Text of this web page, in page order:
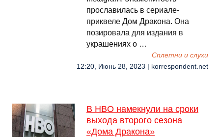
прославилась в сериале-
приквеле Дом Дракона. Она
позировала для издания в
украшениях о …
Сплетни и слухи
12:20, Июнь 28, 2023 | korrespondent.net
В HBO намекнули на сроки
выхода второго сезона
«Дома Дракона»